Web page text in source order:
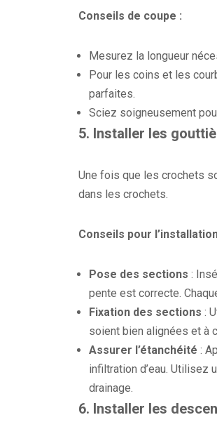
Conseils de coupe :
Mesurez la longueur
Pour les coins et les
parfaites.
Sciez soigneusement
5. Installer les
Une fois que les crochets
dans les crochets.
Conseils pour
Pose des sections :
pente est correcte.
Fixation des sections :
soient bien alignées et à
Assurer l’étanchéité :
infiltration d’eau. Utilisez
drainage.
6. Installer les